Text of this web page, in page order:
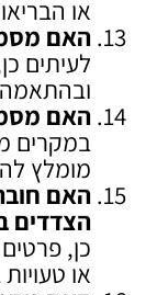
או
האם
לעיתים
ובהתאמה
האם
במקרים
מומלץ
האם
הצדדים
כן,
או טעויות